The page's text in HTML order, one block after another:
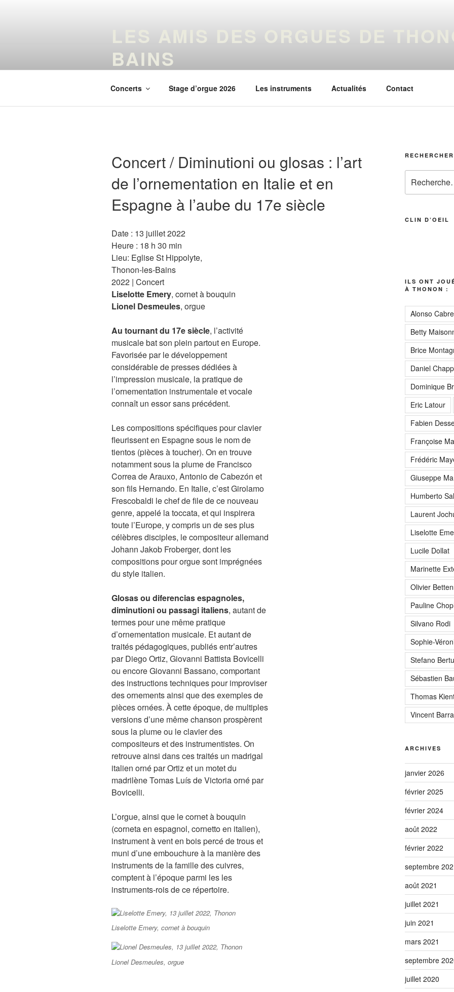
LES AMIS DES ORGUES DE
BAINS
Concerts Stage d’orgue 2026 Les instruments Actualités Contact
Concert / Diminutioni ou glosas : l’art
de l’ornementation en Italie et en
Espagne à l’aube du 17e siècle
Date : 13 juillet 2022
Heure : 18 h 30 min
Lieu: Eglise St Hippolyte,
Thonon-les-Bains
2022 | Concert
Liselotte Emery, cornet à bouquin
Lionel Desmeules, orgue
Au tournant du 17e siècle, l’activité
musicale bat son plein partout en Europe.
Favorisée par le développement
considérable de presses dédiées à
l’impression musicale, la pratique de
l’ornementation instrumentale et vocale
connaît un essor sans précédent.
Les compositions spécifiques pour clavier
fleurissent en Espagne sous le nom de
tientos (pièces à toucher). On en trouve
notamment sous la plume de Francisco
Correa de Arauxo, Antonio de Cabezón et
son fils Hernando. En Italie, c’est Girolamo
Frescobaldi le chef de file de ce nouveau
genre, appelé la toccata, et qui inspirera
toute l’Europe, y compris un de ses plus
célèbres disciples, le compositeur allemand
Johann Jakob Froberger, dont les
compositions pour orgue sont imprégnées
du style italien.
Glosas ou diferencias espagnoles,
diminutioni ou passagi italiens, autant de
termes pour une même pratique
d’ornementation musicale. Et autant de
traités pédagogiques, publiés entr’autres
par Diego Ortiz, Giovanni Battista Bovicelli
ou encore Giovanni Bassano, comportant
des instructions techniques pour improviser
des ornements ainsi que des exemples de
pièces ornées. À cette époque, de multiples
versions d’une même chanson prospèrent
sous la plume ou le clavier des
compositeurs et des instrumentistes. On
retrouve ainsi dans ces traités un madrigal
italien orné par Ortiz et un motet du
madrilène Tomas Luís de Victoria orné par
Bovicelli.
L’orgue, ainsi que le cornet à bouquin
(corneta en espagnol, cornetto en italien),
instrument à vent en bois percé de trous et
muni d’une embouchure à la manière des
instruments de la famille des cuivres,
comptent à l’époque parmi les les
instruments-rois de ce répertoire.
Liselotte Emery, cornet à bouquin
Lionel Desmeules, orgue
RECHERCHER
pour
:
CLIN D’OEIL
ILS ONT
À THONON :
Alonso
Betty
Brice
Daniel
Dominique
Eric Latour
Fabien
Françoise
Frédéric
Giuseppe
Humberto
Laurent
Liselotte
Lucile Dollat
Marinette
Olivier
Pauline
Silvano Rodi
Sophie-
Stefano
Sébastien
Thomas
Vincent
ARCHIVES
janvier 2026
février 2025
février 2024
août 2022
février 2022
septembre
août 2021
juillet 2021
juin 2021
mars 2021
septembre
juillet 2020